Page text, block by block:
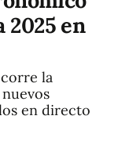
2025 en
la
en directo